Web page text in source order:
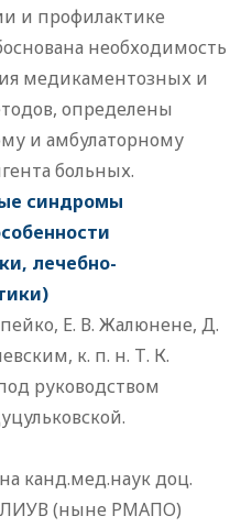
и профилактике
необходимость
медикаментозных и
определены
и амбулаторному
больных.
синдромы
лечебно-
Е. В. Жалюнене, Д.
к. п. н. Т. К.
руководством
канд.мед.наук доц.
(ныне РМАПО)